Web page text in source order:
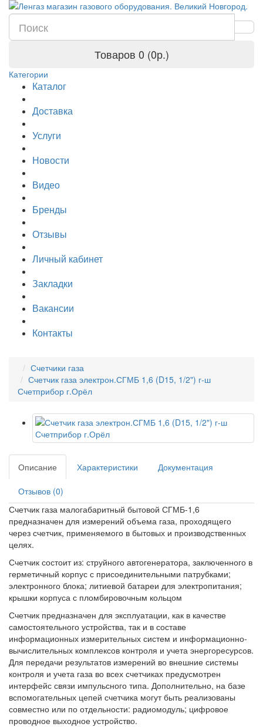
Товаров 0 (0р.)
Категории
Каталог
Доставка
Услуги
Новости
Видео
Бренды
Отзывы
Личный кабинет
Закладки
Вакансии
Контакты
Счетчики газа
Счетчик газа электрон.СГМБ 1,6 (D15, 1/2") г-ш
Счетприбор г.Орёл
Описание Характеристики Документация
Отзывов (0)
Счетчик газа малогабаритный бытовой СГМБ-1,6
предназначен для измерений объема газа, проходящего
через счетчик, применяемого в бытовых и производственных
целях.
Счетчик состоит из: струйного автогенератора, заключенного в
герметичный корпус с присоединительными патрубками;
электронного блока; литиевой батареи для электропитания;
крышки корпуса с пломбировочным кольцом
Счетчик предназначен для эксплуатации, как в качестве
самостоятельного устройства, так и в составе
информационных измерительных систем и информационно-
вычислительных комплексов контроля и учета энергоресурсов.
Для передачи результатов измерений во внешние системы
контроля и учета газа во всех счетчиках предусмотрен
интерфейс связи импульсного типа. Дополнительно, на базе
вспомогательных цепей счетчика могут быть реализованы
совместно или по отдельности: радиомодуль; цифровое
проводное выходное устройство.